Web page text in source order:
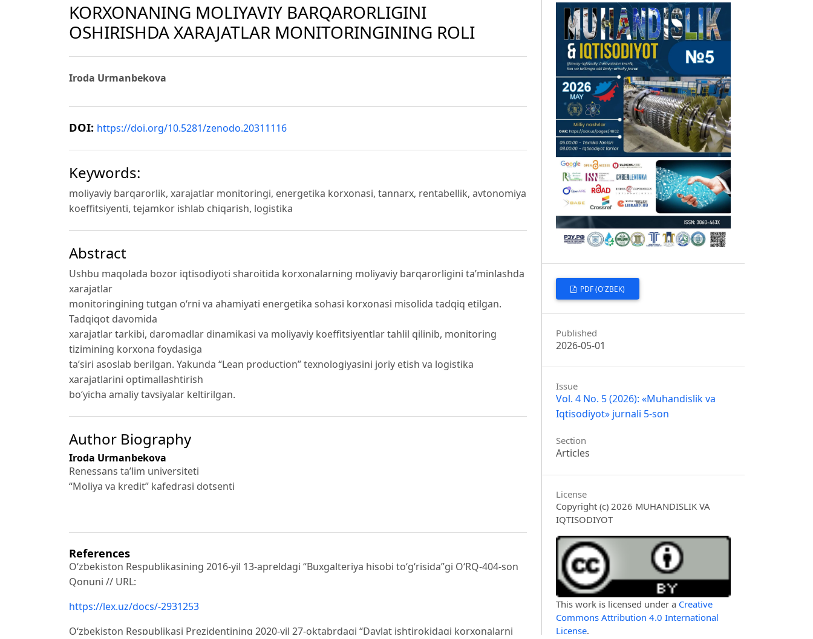
KORXONANING MOLIYAVIY BARQARORLIGINI
OSHIRISHDA XARAJATLAR MONITORINGINING ROLI
Iroda Urmanbekova
DOI: https://doi.org/10.5281/zenodo.20311116
Keywords:
moliyaviy barqarorlik, xarajatlar monitoringi, energetika korxonasi, tannarx, rentabellik, avtonomiya
koeffitsiyenti, tejamkor ishlab chiqarish, logistika
Abstract
Ushbu maqolada bozor iqtisodiyoti sharoitida korxonalarning moliyaviy barqarorligini ta’minlashda
xarajatlar
monitoringining tutgan o‘rni va ahamiyati energetika sohasi korxonasi misolida tadqiq etilgan.
Tadqiqot davomida
xarajatlar tarkibi, daromadlar dinamikasi va moliyaviy koeffitsiyentlar tahlil qilinib, monitoring
tizimining korxona foydasiga
ta’siri asoslab berilgan. Yakunda “Lean production” texnologiyasini joriy etish va logistika
xarajatlarini optimallashtirish
bo‘yicha amaliy tavsiyalar keltirilgan.
Author Biography
Iroda Urmanbekova
Renessans ta’lim universiteti
“Moliya va kredit” kafedrasi dotsenti
References
O‘zbekiston Respublikasining 2016-yil 13-apreldagi “Buxgalteriya hisobi toʻgʻrisida”gi O‘RQ-404-son
Qonuni // URL:
https://lex.uz/docs/-2931253
Oʻzbekiston Respublikasi Prezidentining 2020-yil 27-oktabrdagi “Davlat ishtirokidagi korxonalarni
PDF (O'ZBEK)
Published
2026-05-01
Issue
Vol. 4 No. 5 (2026): «Muhandislik va
Iqtisodiyot» jurnali 5-son
Section
Articles
License
Copyright (c) 2026 MUHANDISLIK VA
IQTISODIYOT
This work is licensed under a Creative
Commons Attribution 4.0 International
License.